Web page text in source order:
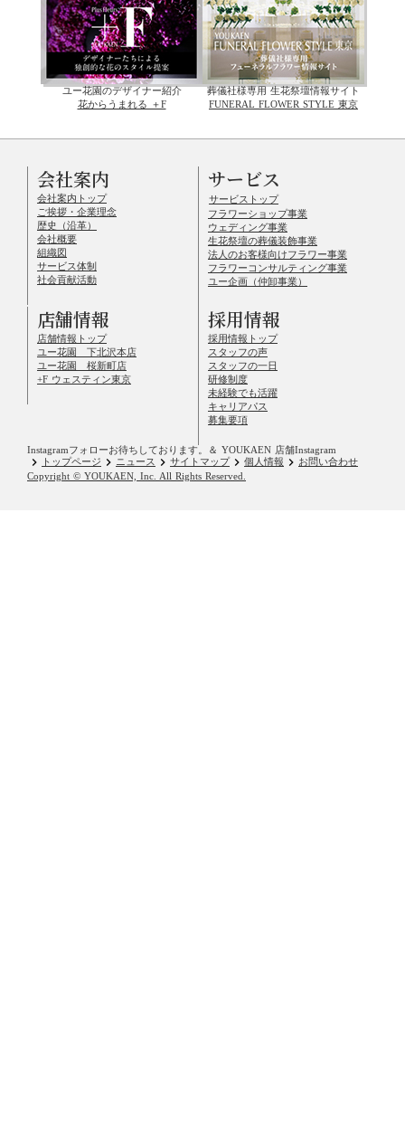
ユー花園のデザイナー紹介
花からうまれる ＋F
葬儀社様専用 生花祭壇情報サイト
FUNERAL FLOWER STYLE 東京
会社案内
会社案内トップ
ご挨拶・企業理念
歴史（沿革）
会社概要
組織図
サービス体制
社会貢献活動
サービス
サービストップ
フラワーショップ事業
ウェディング事業
生花祭壇の葬儀装飾事業
法人のお客様向けフラワー事業
フラワーコンサルティング事業
ユー企画（仲卸事業）
店舗情報
店舗情報トップ
ユー花園 下北沢本店
ユー花園 桜新町店
+F ウェスティン東京
採用情報
採用情報トップ
スタッフの声
スタッフの一日
研修制度
未経験でも活躍
キャリアパス
募集要項
Instagramフォローお待ちしております。 ＆ YOUKAEN 店舗Instagram
keyboard_arrow_right トップページ keyboard_arrow_right ニュース keyboard_arrow_right サイトマップkeyboard_arrow_right 個人情報 keyboard_arrow_right お問い合わせ
Copyright © YOUKAEN, Inc. All Rights Reserved.